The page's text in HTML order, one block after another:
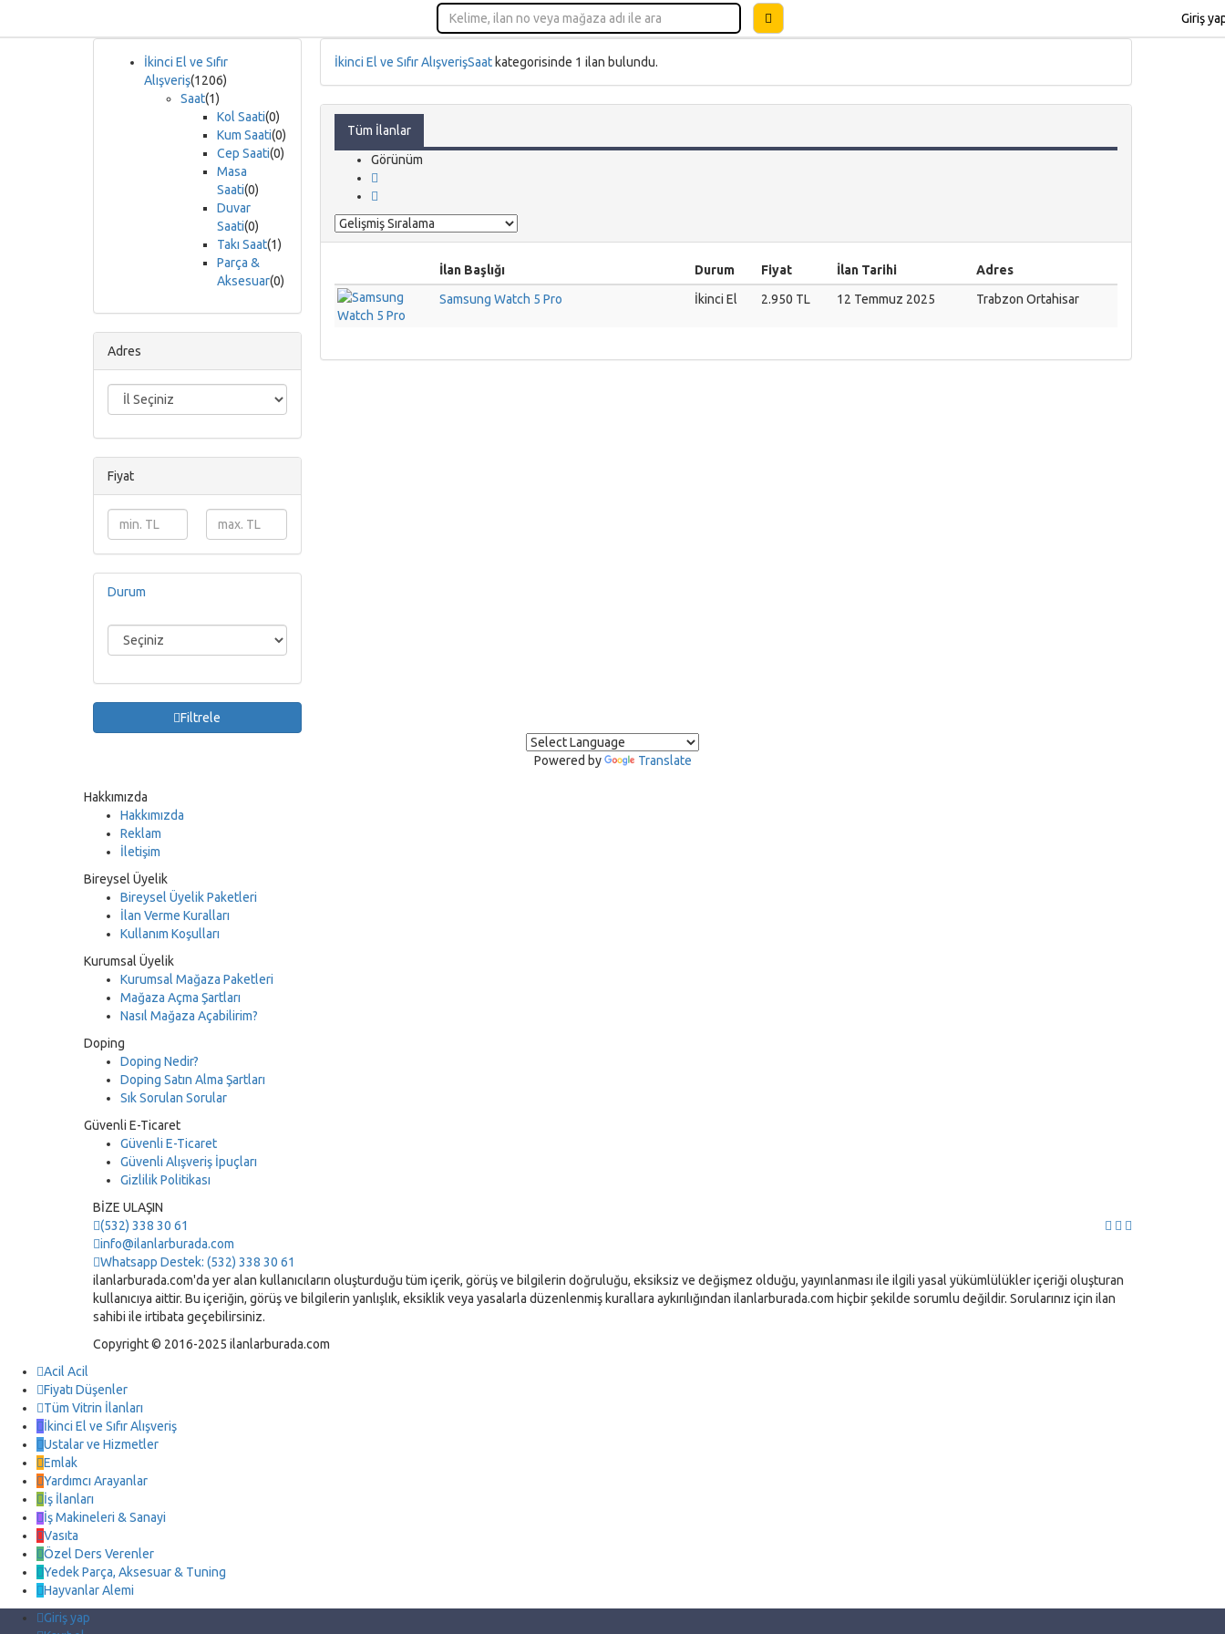
Giriş
İkinci El ve Sıfır
Alışveriş(1206)
Saat(1)
Kol Saati(0)
Kum Saati(0)
Cep Saati(0)
Masa
Saati(0)
Duvar
Saati(0)
Takı Saat(1)
Parça &
Aksesuar(0)
Adres
Fiyat
Durum
Filtrele
İkinci El ve Sıfır AlışverişSaat kategorisinde 1 ilan bulundu.
Tüm İlanlar
Görünüm
İlan Başlığı Durum Fiyat İlan Tarihi
Adres
Samsung Watch 5 Pro
İkinci El 2.950 TL 12 Temmuz 2025 Trabzon Ortahisar
Powered by Translate
Hakkımızda
Hakkımızda
Reklam
İletişim
Bireysel Üyelik
Bireysel Üyelik Paketleri
İlan Verme Kuralları
Kullanım Koşulları
Kurumsal Üyelik
Kurumsal Mağaza Paketleri
Mağaza Açma Şartları
Nasıl Mağaza Açabilirim?
Doping
Doping Nedir?
Doping Satın Alma Şartları
Sık Sorulan Sorular
Güvenli E-Ticaret
Güvenli E-Ticaret
Güvenli Alışveriş İpuçları
Gizlilik Politikası
BİZE ULAŞIN
(532) 338 30 61
info@ilanlarburada.com
Whatsapp Destek: (532) 338 30 61
ilanlarburada.com'da yer alan kullanıcıların oluşturduğu tüm içerik, görüş ve bilgilerin doğruluğu, eksiksiz ve değişmez olduğu, yayınlanması ile ilgili yasal yükümlülükler içeriği oluşturan
kullanıcıya aittir. Bu içeriğin, görüş ve bilgilerin yanlışlık, eksiklik veya yasalarla düzenlenmiş kurallara aykırılığından ilanlarburada.com hiçbir şekilde sorumlu değildir. Sorularınız için ilan
sahibi ile irtibata geçebilirsiniz.
Copyright © 2016-2025 ilanlarburada.com
Acil Acil
Fiyatı Düşenler
Tüm Vitrin İlanları
İkinci El ve Sıfır Alışveriş
Ustalar ve Hizmetler
Emlak
Yardımcı Arayanlar
İş İlanları
İş Makineleri & Sanayi
Vasıta
Özel Ders Verenler
Yedek Parça, Aksesuar & Tuning
Hayvanlar Alemi
Giriş yap